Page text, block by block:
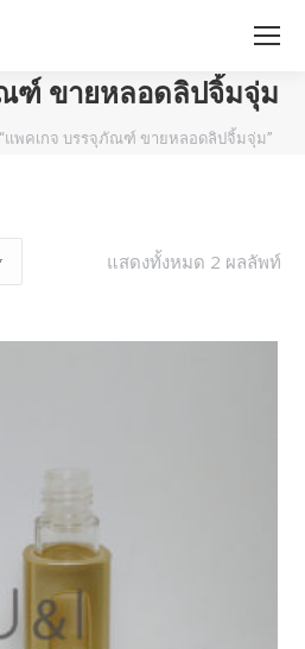
ฑ์ ขายหลอดลิปจิ้มจุ่ม
แพคเกจ บรรจุภัณฑ์ ขายหลอดลิปจิ้มจุ่ม”
แสดงทั้งหมด 2 ผลลัพท์